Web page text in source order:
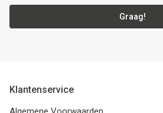
Graag!
Klantenservice